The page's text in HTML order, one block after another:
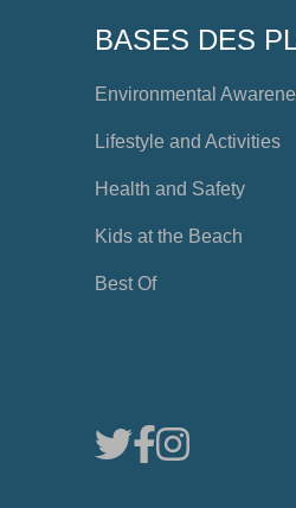
BASES DES
Environmental
Lifestyle and Activities
Health and Safety
Kids at the Beach
Best Of